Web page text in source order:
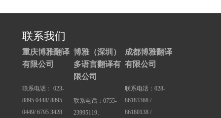
联系我们
重庆博雅翻译
有限公司
联系电话： 023-
8895 0448/ 8895
0449/ 6795 3428
博雅（深圳）
多语言翻译有
限公司
联系电话：0755-
23995119、
成都博雅翻译
有限公司
联系电话：028-
86183368 /
86180138 /